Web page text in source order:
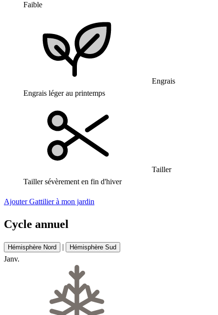
Faible
Engrais
Engrais léger au printemps
Tailler
Tailler sévèrement en fin d'hiver
Ajouter Gattilier à mon jardin
Cycle annuel
Hémisphère Nord | Hémisphère Sud
Janv.